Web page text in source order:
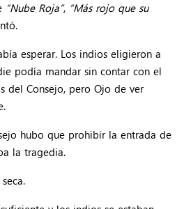
“Nube Roja”, “Más rojo que su
esperar. Los indios eligieron a
podía mandar sin contar con el
del Consejo, pero Ojo de ver
hubo que prohibir la entrada de
la tragedia.